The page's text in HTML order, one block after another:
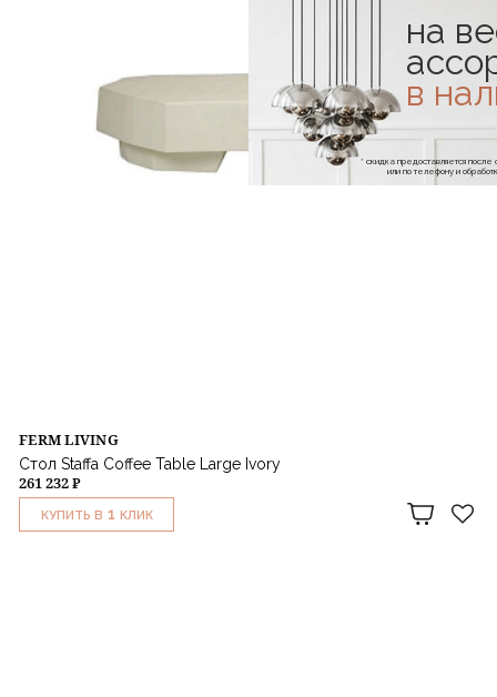
FERM LIVING
Стол Staffa Coffee Table Large Ivory
261 232 ₽
КУПИТЬ В 1 КЛИК
на
в
* скидка предоставляется
или по телефону и